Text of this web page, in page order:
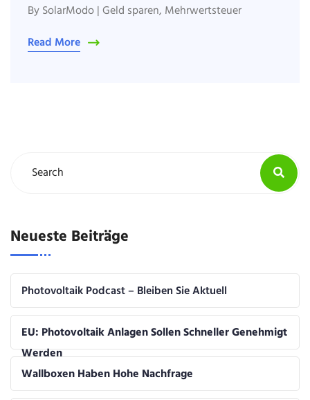
BySolarModo|Geld sparen, Mehrwertsteuer
Read More
Neueste Beiträge
Photovoltaik Podcast – Bleiben Sie Aktuell
EU: Photovoltaik Anlagen Sollen Schneller Genehmigt
Werden
Wallboxen Haben Hohe Nachfrage